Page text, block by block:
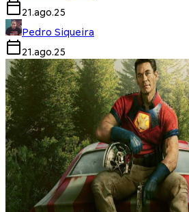
21.ago.25
Pedro Siqueira
21.ago.25